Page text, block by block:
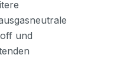
und